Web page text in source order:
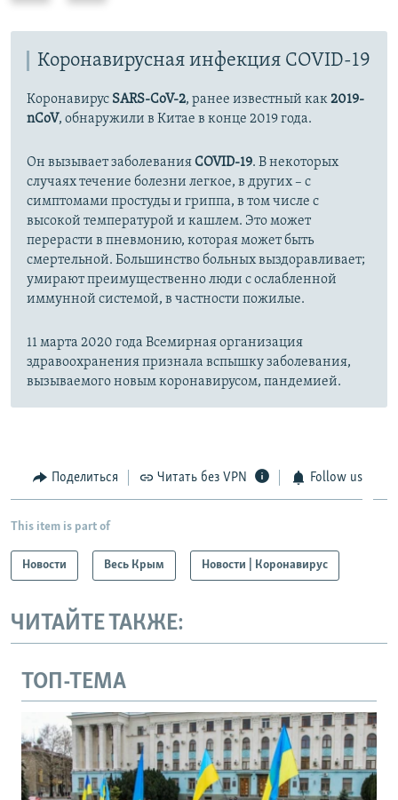
д
д
у
щ
и
с
а
й
д
Коронавирусная инфекция COVID-19
Коронавирус SARS-CoV-2, ранее известный как2019-
nCoV, обнаружили в Китае в конце 2019 года.
Он вызывает заболеванияCOVID-19. В некоторых
случаях течение болезни легкое, в других – с
симптомами простуды и гриппа, в том числе с
высокой температурой и кашлем. Это может
перерасти в пневмонию, которая может быть
смертельной. Большинство больных выздоравливает;
умирают преимущественно люди с ослабленной
иммунной системой, в частности пожилые.
11 марта 2020 года Всемирная организация
здравоохранения признала вспышку заболевания,
вызываемого новым коронавирусом, пандемией.
Поделиться Читать без VPN Follow us
This item is part of
Новости Весь Крым Новости | Коронавирус
ЧИТАЙТЕ ТАКЖЕ:
ТОП-ТЕМА